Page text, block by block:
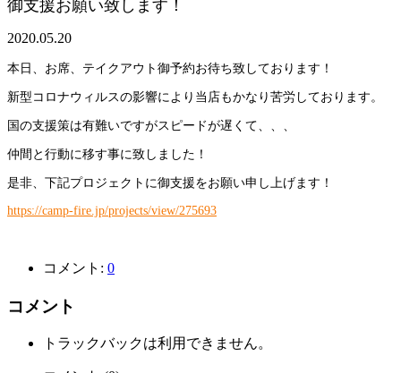
御支援お願い致します！
2020.05.20
本日、お席、テイクアウト御予約お待ち致しております！
新型コロナウィルスの影響により当店もかなり苦労しております。
国の支援策は有難いですがスピードが遅くて、、、
仲間と行動に移す事に致しました！
是非、下記プロジェクトに御支援をお願い申し上げます！
https://camp-fire.jp/projects/view/275693
コメント: 0
コメント
トラックバックは利用できません。